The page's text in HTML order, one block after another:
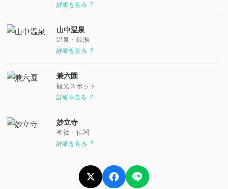
詳細を見る ↗
山中温泉
温泉・銭湯
詳細を見る ↗
兼六園
観光スポット
詳細を見る ↗
妙立寺
神社・仏閣
詳細を見る ↗